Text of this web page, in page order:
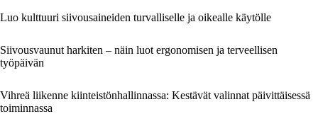
Luo kulttuuri siivousaineiden turvalliselle ja oikealle käytölle
Siivousvaunut harkiten – näin luot ergonomisen ja terveellisen
työpäivän
Vihreä liikenne kiinteistönhallinnassa: Kestävät valinnat päivittäisessä
toiminnassa